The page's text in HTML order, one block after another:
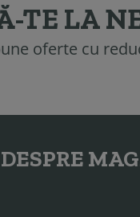
TE LA
oferte cu